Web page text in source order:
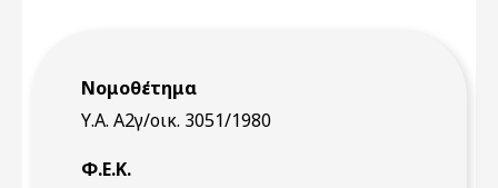
Νομοθέτημα
Υ.Α. Α2γ/οικ. 3051/1980
Φ.Ε.Κ.